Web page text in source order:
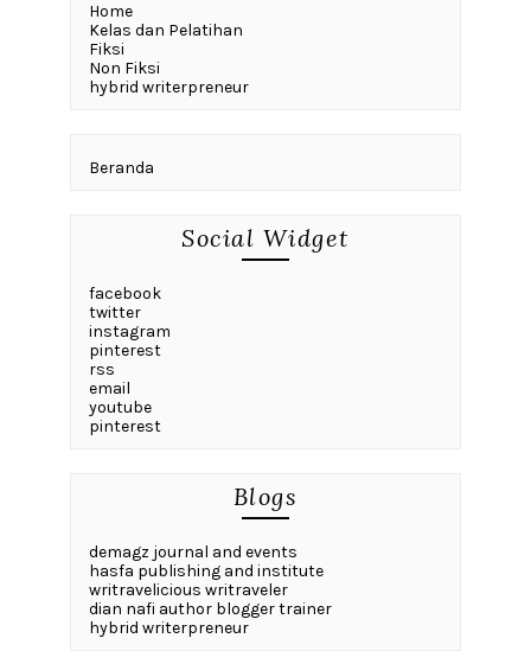
Home
Kelas dan Pelatihan
Fiksi
Non Fiksi
hybrid writerpreneur
Beranda
Social Widget
facebook
twitter
instagram
pinterest
rss
email
youtube
pinterest
Blogs
demagz journal and events
hasfa publishing and institute
writravelicious writraveler
dian nafi author blogger trainer
hybrid writerpreneur